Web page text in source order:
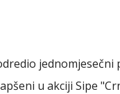
u akciji Sipe